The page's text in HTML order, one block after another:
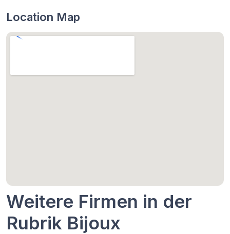
Location Map
Weitere Firmen in der
Rubrik Bijoux